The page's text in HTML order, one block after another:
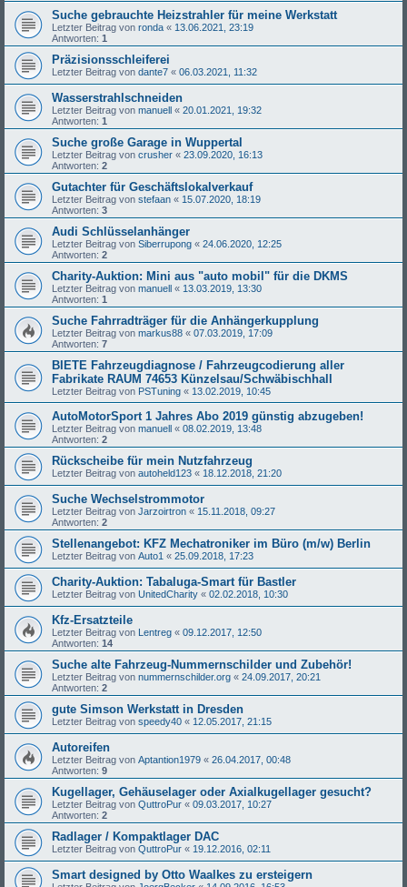
Suche gebrauchte Heizstrahler für meine Werkstatt
Letzter Beitrag von ronda « 13.06.2021, 23:19
Antworten: 1
Präzisionsschleiferei
Letzter Beitrag von dante7 « 06.03.2021, 11:32
Wasserstrahlschneiden
Letzter Beitrag von manuell « 20.01.2021, 19:32
Antworten: 1
Suche große Garage in Wuppertal
Letzter Beitrag von crusher « 23.09.2020, 16:13
Antworten: 2
Gutachter für Geschäftslokalverkauf
Letzter Beitrag von stefaan « 15.07.2020, 18:19
Antworten: 3
Audi Schlüsselanhänger
Letzter Beitrag von Siberrupong « 24.06.2020, 12:25
Antworten: 2
Charity-Auktion: Mini aus "auto mobil" für die DKMS
Letzter Beitrag von manuell « 13.03.2019, 13:30
Antworten: 1
Suche Fahrradträger für die Anhängerkupplung
Letzter Beitrag von markus88 « 07.03.2019, 17:09
Antworten: 7
BIETE Fahrzeugdiagnose / Fahrzeugcodierung aller
Fabrikate RAUM 74653 Künzelsau/Schwäbischhall
Letzter Beitrag von PSTuning « 13.02.2019, 10:45
AutoMotorSport 1 Jahres Abo 2019 günstig abzugeben!
Letzter Beitrag von manuell « 08.02.2019, 13:48
Antworten: 2
Rückscheibe für mein Nutzfahrzeug
Letzter Beitrag von autoheld123 « 18.12.2018, 21:20
Suche Wechselstrommotor
Letzter Beitrag von Jarzoirtron « 15.11.2018, 09:27
Antworten: 2
Stellenangebot: KFZ Mechatroniker im Büro (m/w) Berlin
Letzter Beitrag von Auto1 « 25.09.2018, 17:23
Charity-Auktion: Tabaluga-Smart für Bastler
Letzter Beitrag von UnitedCharity « 02.02.2018, 10:30
Kfz-Ersatzteile
Letzter Beitrag von Lentreg « 09.12.2017, 12:50
Antworten: 14
Suche alte Fahrzeug-Nummernschilder und Zubehör!
Letzter Beitrag von nummernschilder.org « 24.09.2017, 20:21
Antworten: 2
gute Simson Werkstatt in Dresden
Letzter Beitrag von speedy40 « 12.05.2017, 21:15
Autoreifen
Letzter Beitrag von Aptantion1979 « 26.04.2017, 00:48
Antworten: 9
Kugellager, Gehäuselager oder Axialkugellager gesucht?
Letzter Beitrag von QuttroPur « 09.03.2017, 10:27
Antworten: 2
Radlager / Kompaktlager DAC
Letzter Beitrag von QuttroPur « 19.12.2016, 02:11
Smart designed by Otto Waalkes zu ersteigern